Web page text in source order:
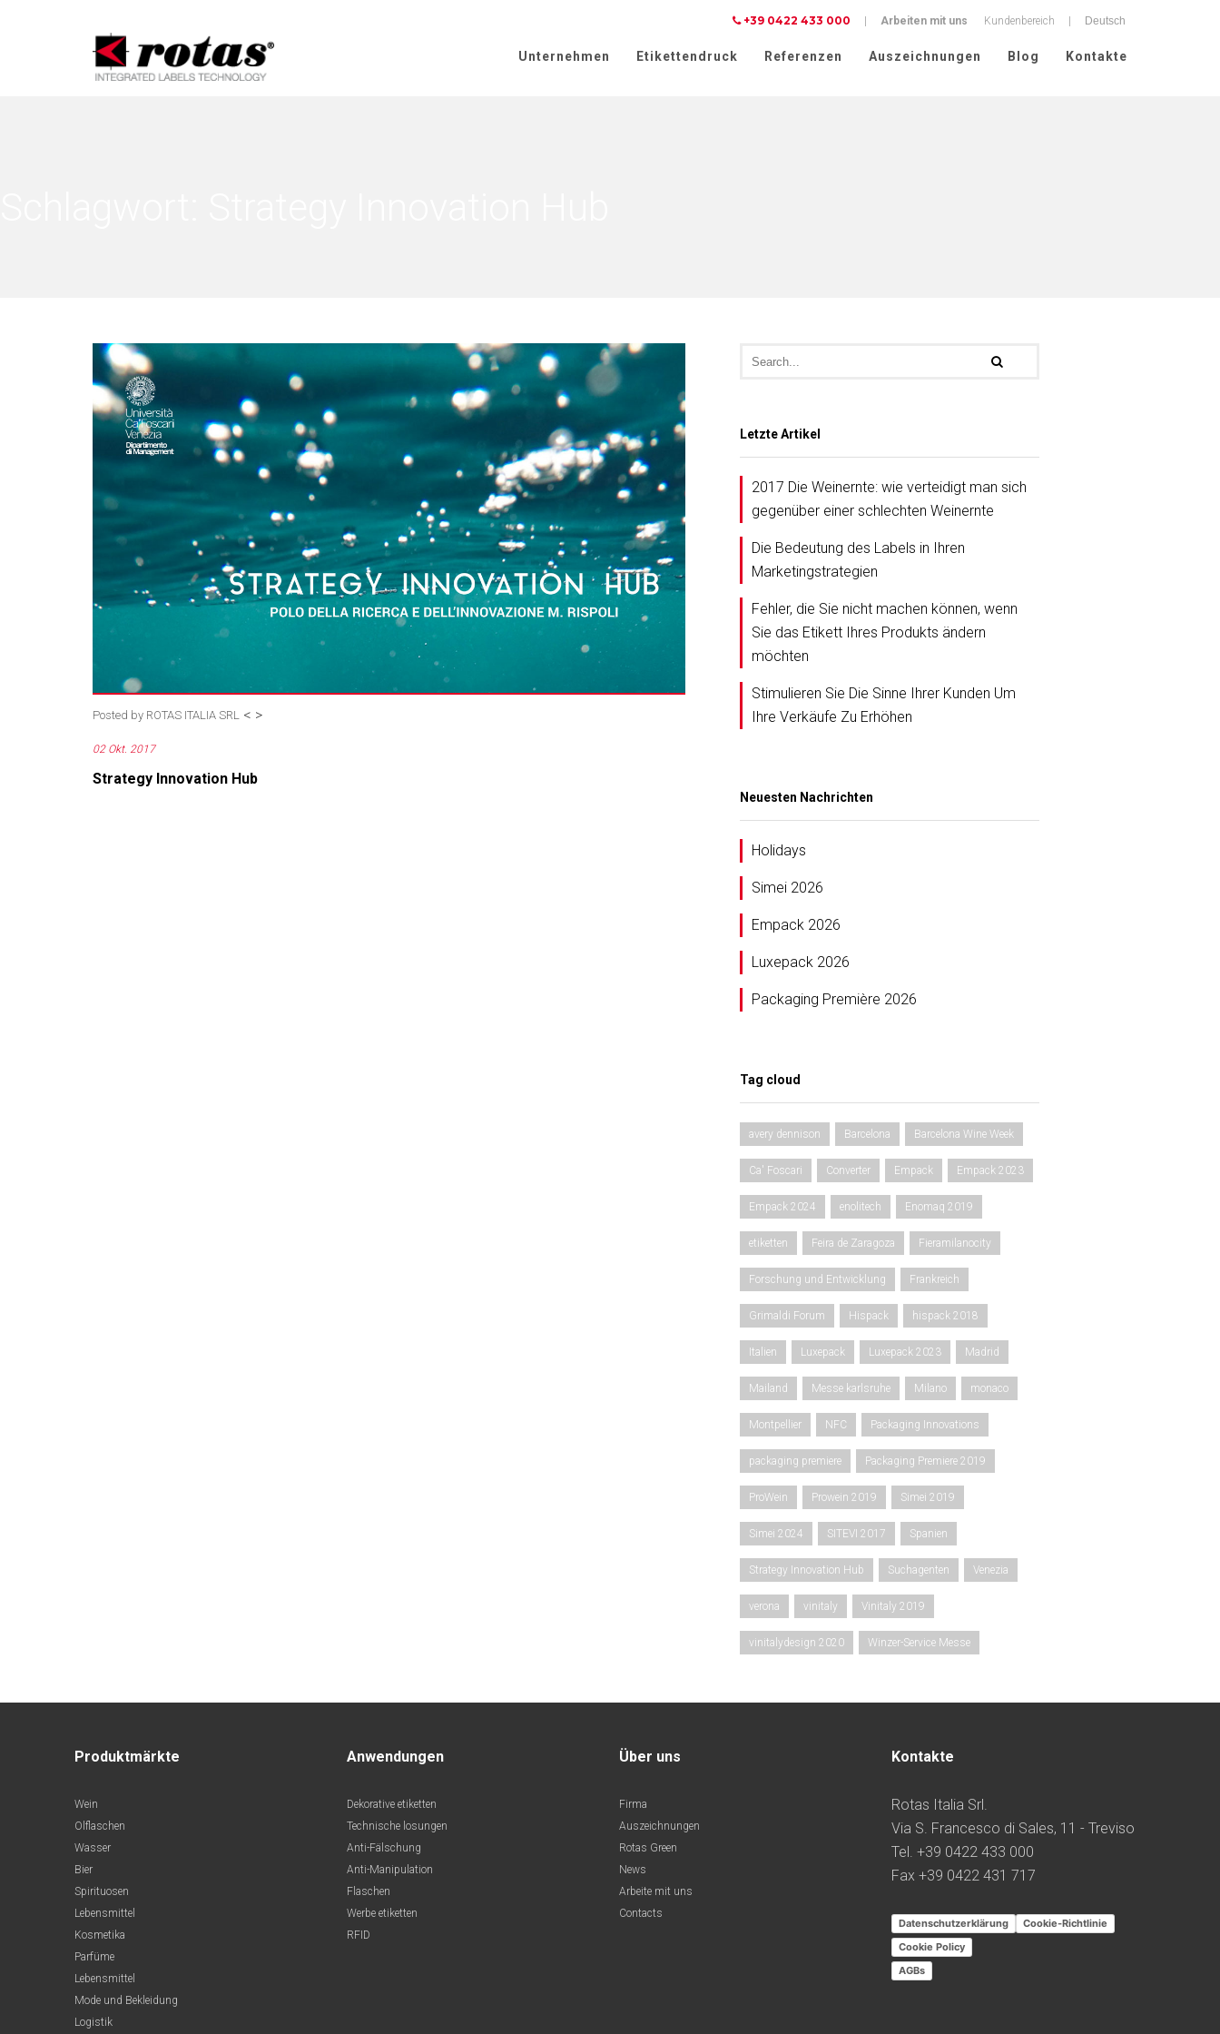
+39 0422 433 000 Arbeiten mit uns Kundenbereich
Unternehmen Etikettendruck Referenzen Auszeichnungen Blog Kontakte
<
Posted by ROTAS ITALIA SRL >
02 Okt. 2017
Strategy Innovation Hub
Letzte Artikel
2017 Die Weinernte: wie verteidigt man sich
gegenüber einer schlechten Weinernte
Die Bedeutung des Labels in Ihren
Marketingstrategien
Fehler, die Sie nicht machen können, wenn
Sie das Etikett Ihres Produkts ändern
möchten
Stimulieren Sie Die Sinne Ihrer Kunden Um
Ihre Verkäufe Zu Erhöhen
Neuesten Nachrichten
Holidays
Simei 2026
Empack 2026
Luxepack 2026
Packaging Première 2026
Tag cloud
avery dennison Barcelona Barcelona Wine Week
Ca' Foscari Converter Empack Empack 2023
Empack 2024 enolitech Enomaq 2019
etiketten Feira de Zaragoza Fieramilanocity
Forschung und Entwicklung Frankreich
Grimaldi Forum Hispack hispack 2018
Italien Luxepack Luxepack 2023 Madrid
Mailand Messe karlsruhe Milano monaco
Montpellier NFC Packaging Innovations
packaging premiere Packaging Premiere 2019
ProWein Prowein 2019 Simei 2019
Simei 2024 SITEVI 2017 Spanien
Strategy Innovation Hub Suchagenten Venezia
verona vinitaly Vinitaly 2019
vinitalydesign 2020 Winzer-Service Messe
Produktmärkte
Wein
Olflaschen
Wasser
Bier
Spirituosen
Lebensmittel
Kosmetika
Parfüme
Lebensmittel
Mode und Bekleidung
Logistik
Anwendungen
Dekorative etiketten
Technische losungen
Anti-Fälschung
Anti-Manipulation
Flaschen
Werbe etiketten
RFID
Über uns
Firma
Auszeichnungen
Rotas Green
News
Arbeite mit uns
Contacts
Kontakte
Rotas Italia Srl.
Via S. Francesco di Sales, 11 - Treviso
Tel. +39 0422 433 000
Fax +39 0422 431 717
Datenschutzerklärung
Cookie-Richtlinie
Cookie Policy
AGBs
Ihre Datenschutzeinstellungen